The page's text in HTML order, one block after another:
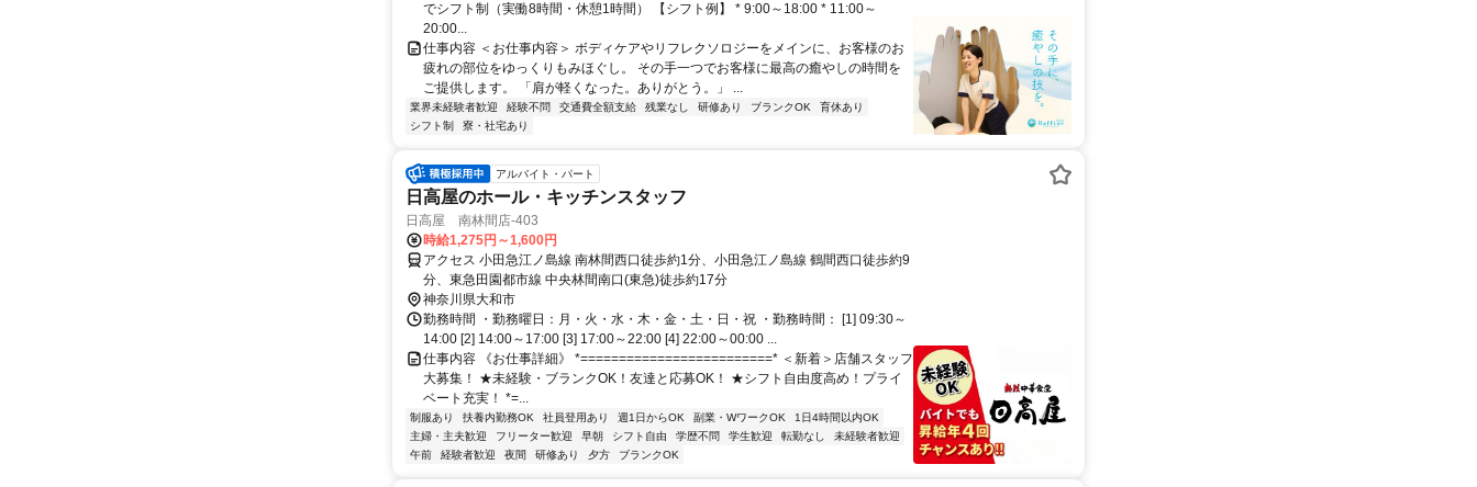
でシフト制（実働8時間・休憩1時間） 【シフト例】 * 9:00～18:00 * 11:00～
20:00...
仕事内容 ＜お仕事内容＞ ボディケアやリフレクソロジーをメインに、お客様のお
疲れの部位をゆっくりもみほぐし。 その手一つでお客様に最高の癒やしの時間を
ご提供します。 「肩が軽くなった。ありがとう。」 ...
業界未経験者歓迎 経験不問 交通費全額支給 残業なし 研修あり ブランクOK
育休あり
シフト制
寮・社宅あり
アルバイト・パート
日高屋のホール・キッチンスタッフ
日高屋 南林間店-403
時給1,275円～1,600円
アクセス 小田急江ノ島線 南林間西口徒歩約1分、小田急江ノ島線 鶴間西口徒歩約9
分、東急田園都市線 中央林間南口(東急)徒歩約17分
神奈川県大和市
勤務時間 ・勤務曜日：月・火・水・木・金・土・日・祝 ・勤務時間： [1] 09:30～
14:00 [2] 14:00～17:00 [3] 17:00～22:00 [4] 22:00～00:00 ...
仕事内容 《お仕事詳細》 *=========================* ＜新着＞店舗スタッフ
大募集！ ★未経験・ブランクOK！友達と応募OK！ ★シフト自由度高め！プライ
ベート充実！ *=...
制服あり 扶養内勤務OK 社員登用あり 週1日からOK 副業・WワークOK
1日4時間以内OK
主婦・主夫歓迎
フリーター歓迎 早朝 シフト自由 学歴不問 学生歓迎 転勤なし
未経験者歓迎
午前
経験者歓迎 夜間 研修あり 夕方 ブランクOK